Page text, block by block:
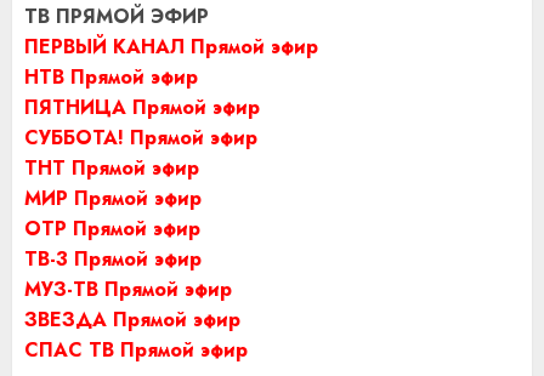
ТВ ПРЯМОЙ ЭФИР
ПЕРВЫЙ КАНАЛ Прямой эфир
НТВ Прямой эфир
ПЯТНИЦА Прямой эфир
СУББОТА! Прямой эфир
ТНТ Прямой эфир
МИР Прямой эфир
ОТР Прямой эфир
ТВ-3 Прямой эфир
МУЗ-ТВ Прямой эфир
ЗВЕЗДА Прямой эфир
СПАС ТВ Прямой эфир